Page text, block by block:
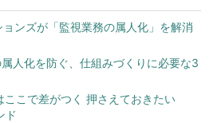
ンズが「監視業務の属人化」を解消
人化を防ぐ、仕組みづくりに必要な3
ここで差がつく 押さえておきたい
ド